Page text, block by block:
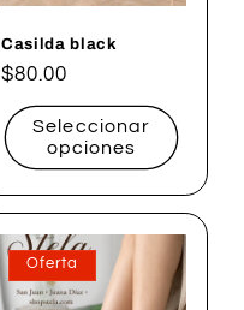
Casilda black
Precio
habitual
$80.00
Seleccionar
opciones
Oferta